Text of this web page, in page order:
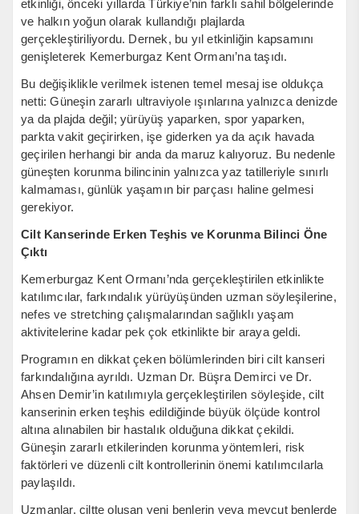
etkinliği, önceki yıllarda Türkiye’nin farklı sahil bölgelerinde
ve halkın yoğun olarak kullandığı plajlarda
gerçekleştiriliyordu. Dernek, bu yıl etkinliğin kapsamını
genişleterek Kemerburgaz Kent Ormanı’na taşıdı.
Bu değişiklikle verilmek istenen temel mesaj ise oldukça
netti: Güneşin zararlı ultraviyole ışınlarına yalnızca denizde
ya da plajda değil; yürüyüş yaparken, spor yaparken,
parkta vakit geçirirken, işe giderken ya da açık havada
geçirilen herhangi bir anda da maruz kalıyoruz. Bu nedenle
güneşten korunma bilincinin yalnızca yaz tatilleriyle sınırlı
kalmaması, günlük yaşamın bir parçası haline gelmesi
gerekiyor.
Cilt Kanserinde Erken Teşhis ve Korunma Bilinci Öne
Çıktı
Kemerburgaz Kent Ormanı’nda gerçekleştirilen etkinlikte
katılımcılar, farkındalık yürüyüşünden uzman söyleşilerine,
nefes ve stretching çalışmalarından sağlıklı yaşam
aktivitelerine kadar pek çok etkinlikte bir araya geldi.
Programın en dikkat çeken bölümlerinden biri cilt kanseri
farkındalığına ayrıldı. Uzman Dr. Büşra Demirci ve Dr.
Ahsen Demir’in katılımıyla gerçekleştirilen söyleşide, cilt
kanserinin erken teşhis edildiğinde büyük ölçüde kontrol
altına alınabilen bir hastalık olduğuna dikkat çekildi.
Güneşin zararlı etkilerinden korunma yöntemleri, risk
faktörleri ve düzenli cilt kontrollerinin önemi katılımcılarla
paylaşıldı.
Uzmanlar, ciltte oluşan yeni benlerin veya mevcut benlerde